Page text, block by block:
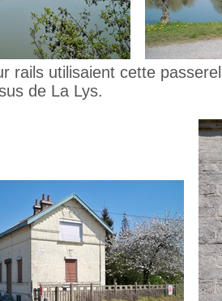
rails utilisaient cette
de La Lys.